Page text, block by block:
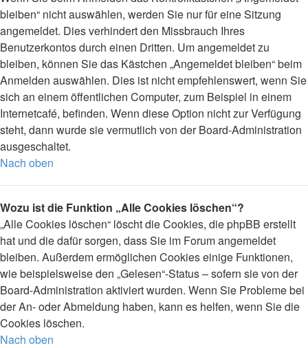
bleiben“ nicht auswählen, werden Sie nur für eine Sitzung
angemeldet. Dies verhindert den Missbrauch Ihres
Benutzerkontos durch einen Dritten. Um angemeldet zu
bleiben, können Sie das Kästchen „Angemeldet bleiben“ beim
Anmelden auswählen. Dies ist nicht empfehlenswert, wenn Sie
sich an einem öffentlichen Computer, zum Beispiel in einem
Internetcafé, befinden. Wenn diese Option nicht zur Verfügung
steht, dann wurde sie vermutlich von der Board-Administration
ausgeschaltet.
Nach oben
Wozu ist die Funktion „Alle Cookies löschen“?
„Alle Cookies löschen“ löscht die Cookies, die phpBB erstellt
hat und die dafür sorgen, dass Sie im Forum angemeldet
bleiben. Außerdem ermöglichen Cookies einige Funktionen,
wie beispielsweise den „Gelesen“-Status – sofern sie von der
Board-Administration aktiviert wurden. Wenn Sie Probleme bei
der An- oder Abmeldung haben, kann es helfen, wenn Sie die
Cookies löschen.
Nach oben